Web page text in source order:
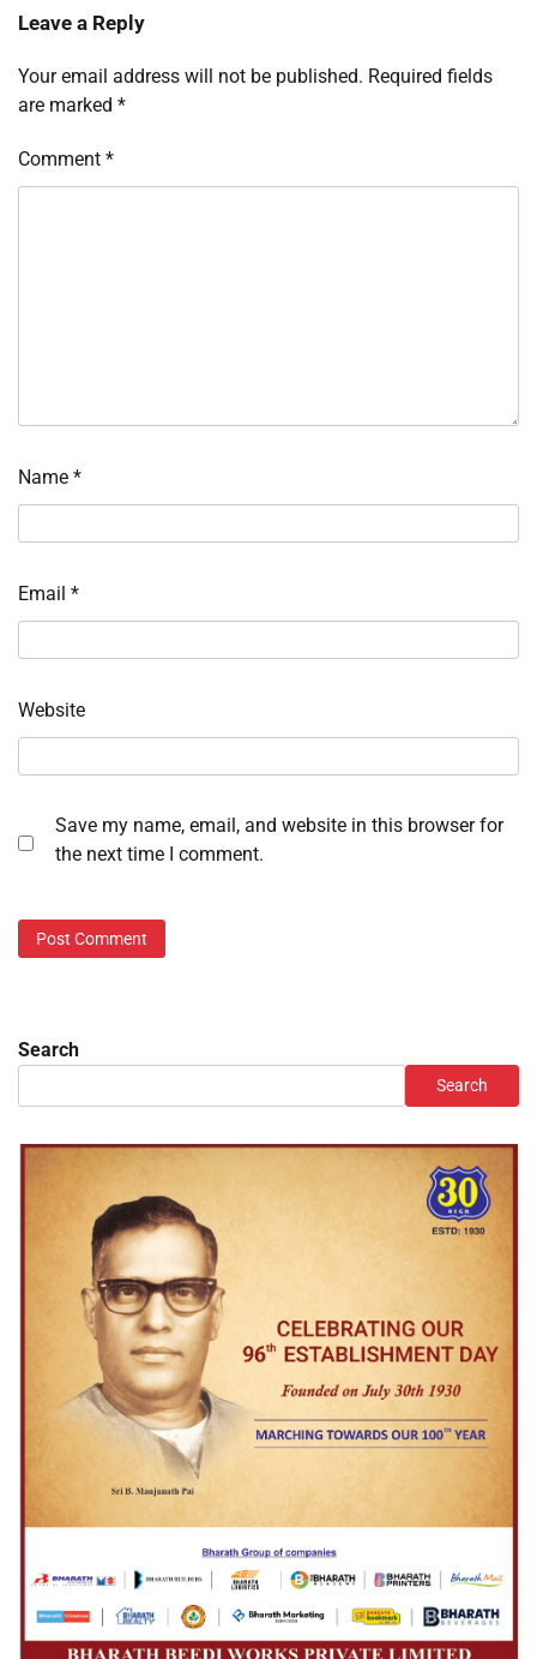
Leave a Reply
Your email address will not be published. Required fields
are marked *
Comment *
Name *
Email *
Website
Save my name, email, and website in this browser for
the next time I comment.
Search
Search